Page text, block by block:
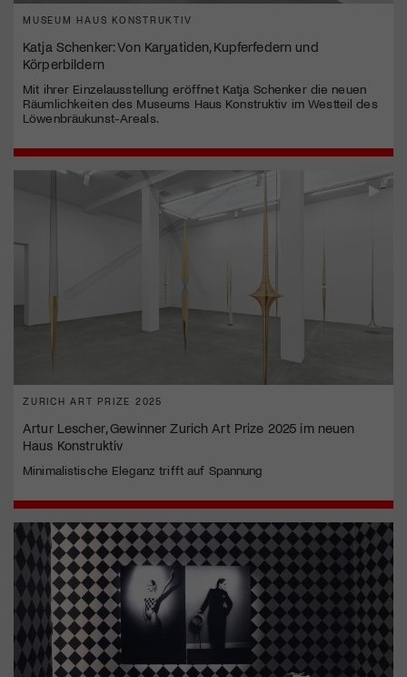
MUSEUM HAUS KONSTRUKTIV
Katja Schenker: Von Karyatiden, Kupferfedern und
Körperbildern
Mit ihrer Einzelausstellung eröffnet Katja Schenker die neuen
Räumlichkeiten des Museums Haus Konstruktiv im Westteil des
Löwenbräukunst-Areals.
ZURICH ART PRIZE 2025
Artur Lescher, Gewinner Zurich Art Prize 2025 im neuen
Haus Konstruktiv
Minimalistische Eleganz trifft auf Spannung